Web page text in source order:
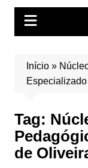
Início»
Tag:
de